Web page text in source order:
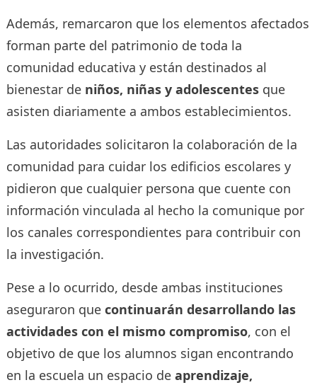
Además, remarcaron que los elementos afectados
forman parte del patrimonio de toda la
comunidad educativa y están destinados al
bienestar de niños, niñas y adolescentesque
asisten diariamente a ambos establecimientos.
Las autoridades solicitaron la colaboración de la
comunidad para cuidar los edificios escolares y
pidieron que cualquier persona que cuente con
información vinculada al hecho la comunique por
los canales correspondientes para contribuir con
la investigación.
Pese a lo ocurrido, desde ambas instituciones
aseguraron que continuarán desarrollando las
actividades con el mismo compromiso, con el
objetivo de que los alumnos sigan encontrando
en la escuela un espacio de aprendizaje,